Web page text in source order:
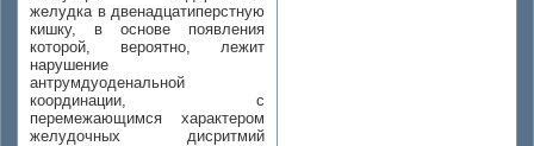
желудка в двенадцатиперстную
кишку, в основе появления
которой, вероятно, лежит
нарушение
антрумдуоденальной
координации, с
перемежающимся характером
желудочных дисритмий